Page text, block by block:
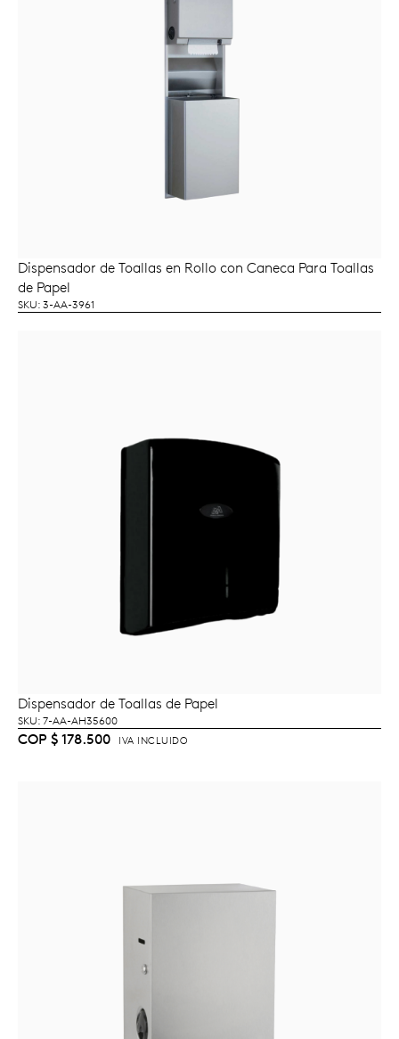
LEER MÁS
Dispensador de Toallas en Rollo con Caneca Para Toallas
de Papel
SKU: 3-AA-3961
AÑADIR AL CARRITO
Dispensador de Toallas de Papel
SKU: 7-AA-AH35600
COP $ 178.500 IVA INCLUIDO